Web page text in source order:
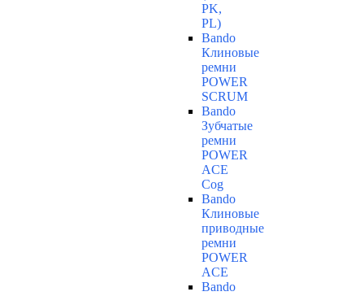
PK,
PL)
Bando
Клиновые
ремни
POWER
SCRUM
Bando
Зубчатые
ремни
POWER
ACE
Cog
Bando
Клиновые
приводные
ремни
POWER
ACE
Bando